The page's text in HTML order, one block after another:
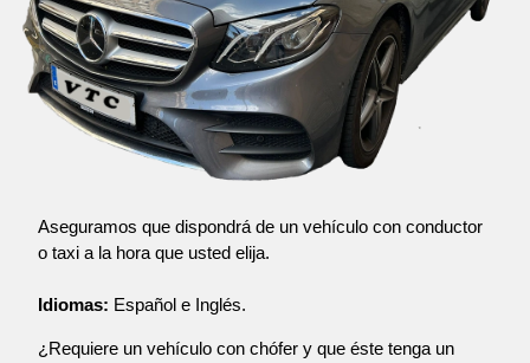
Aseguramos que dispondrá de un vehículo con conductor
o taxi a la hora que usted elija.
Idiomas: Español e Inglés.
¿Requiere un vehículo con chófer y que éste tenga un